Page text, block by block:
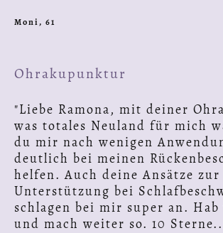
Moni, 61
Ohrakupunktur
"Liebe Ramona, mit deiner
was totales Neuland für mich
du mir nach wenigen
deutlich bei meinen
helfen. Auch deine Ansätze zur
Unterstützung bei
schlagen bei mir super an.
und mach weiter so. 10 Sterne..